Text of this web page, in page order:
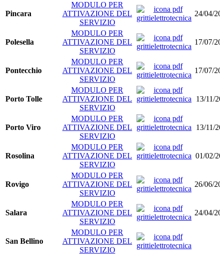
Pincara
MODULO PER
ATTIVAZIONE DEL
SERVIZIO
24/04/
Polesella
MODULO PER
ATTIVAZIONE DEL
SERVIZIO
17/07/
Pontecchio
MODULO PER
ATTIVAZIONE DEL
SERVIZIO
17/07/
Porto Tolle
MODULO PER
ATTIVAZIONE DEL
SERVIZIO
13/11/
Porto Viro
MODULO PER
ATTIVAZIONE DEL
SERVIZIO
13/11/
Rosolina
MODULO PER
ATTIVAZIONE DEL
SERVIZIO
01/02/
Rovigo
MODULO PER
ATTIVAZIONE DEL
SERVIZIO
26/06/
Salara
MODULO PER
ATTIVAZIONE DEL
SERVIZIO
24/04/
San Bellino
MODULO PER
ATTIVAZIONE DEL
SERVIZIO